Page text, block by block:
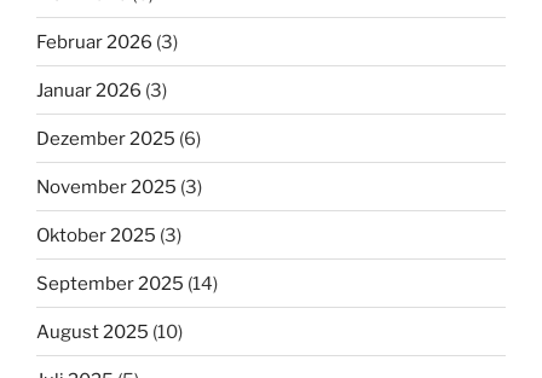
Februar 2026 (3)
Januar 2026 (3)
Dezember 2025 (6)
November 2025 (3)
Oktober 2025 (3)
September 2025 (14)
August 2025 (10)